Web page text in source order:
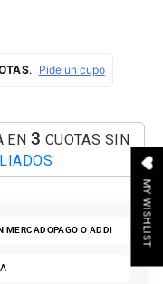
EN 3 CUOTAS SIN
MERCADOPAGO O ADDI MY WISHLIST